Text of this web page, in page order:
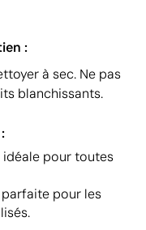
:
à sec. Ne pas
blanchissants.
pour toutes
pour les